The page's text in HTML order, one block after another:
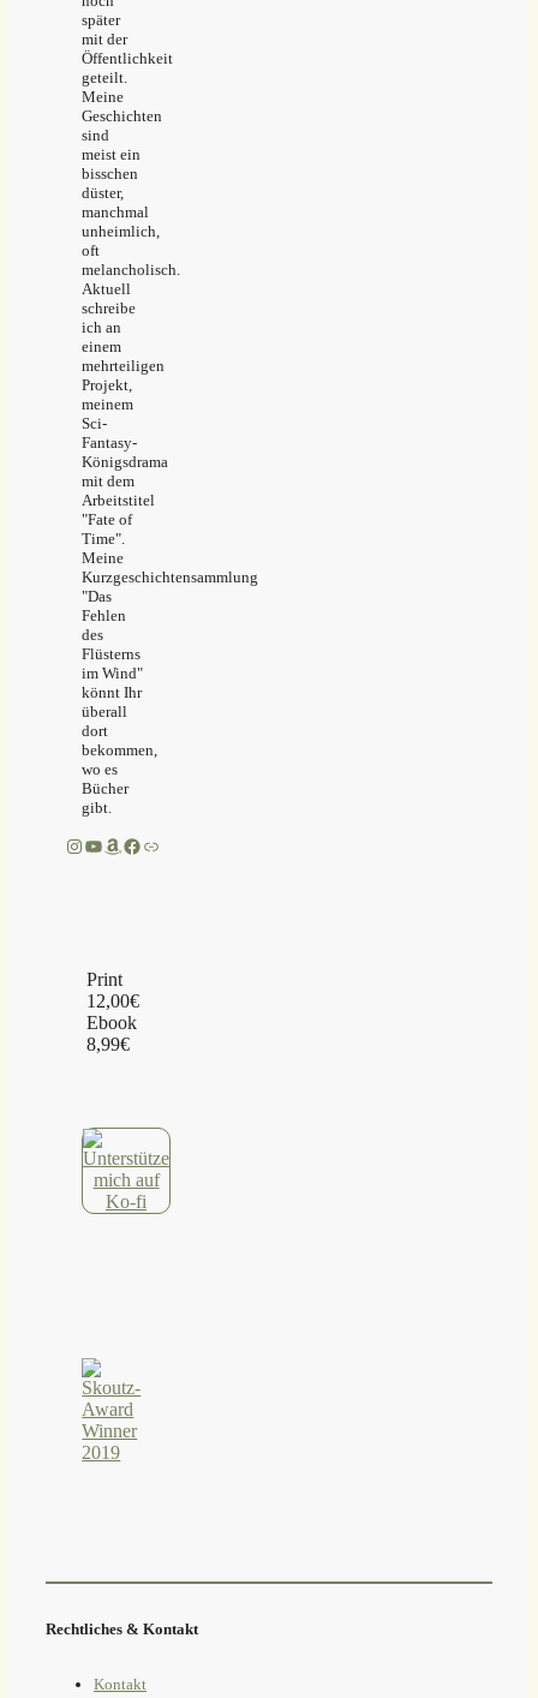
später
mit der
Öffentlichkeit
geteilt.
Meine
Geschichten
sind
meist ein
bisschen
düster,
manchmal
unheimlich,
oft
melancholisch.
Aktuell
schreibe
ich an
einem
mehrteiligen
Projekt,
meinem
Sci-
Fantasy-
Königsdrama
mit dem
Arbeitstitel
"Fate of
Time".
Meine
Kurzgeschichtensammlung
"Das
Fehlen
des
Flüsterns
im Wind"
könnt Ihr
überall
dort
bekommen,
wo es
Bücher
gibt.
Instagram
YouTube
Amazon
Facebook
Link
Print
12,00€
Ebook
8,99€
Rechtliches & Kontakt
Kontakt